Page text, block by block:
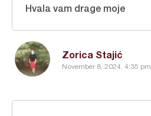
Zorica Stajić
November 8, 2024, 4:35 pm
Hvala vam drage moje